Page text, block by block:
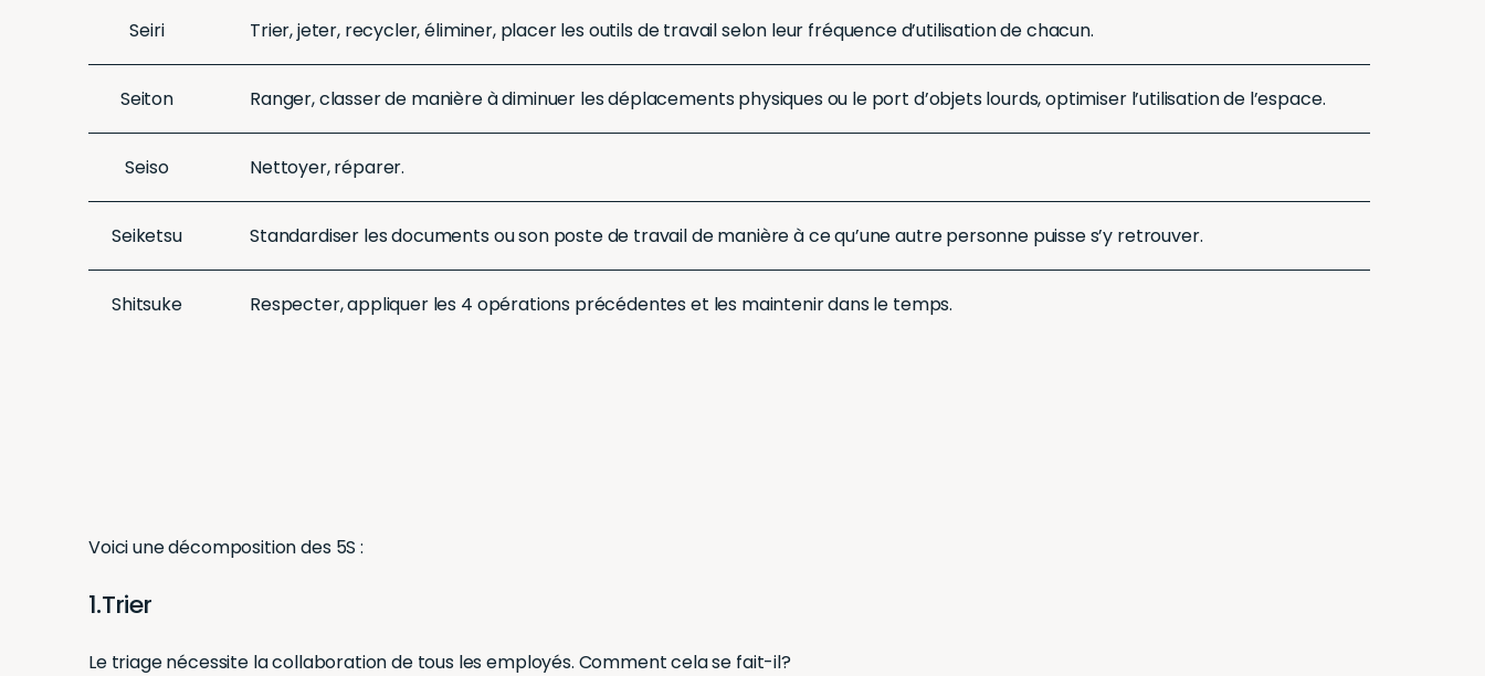
Seiri Trier, jeter, recycler, éliminer, placer les outils de travail selon leur fréquence d’utilisation de chacun.
Seiton Ranger, classer de manière à diminuer les déplacements physiques ou le port d’objets lourds, optimiser l’utilisation de l’espace.
Seiso Nettoyer, réparer.
Seiketsu Standardiser les documents ou son poste de travail de manière à ce qu’une autre personne puisse s’y retrouver.
Shitsuke Respecter, appliquer les 4 opérations précédentes et les maintenir dans le temps.
Voici une décomposition des 5S :
1.Trier
Le triage nécessite la collaboration de tous les employés. Comment cela se fait-il?